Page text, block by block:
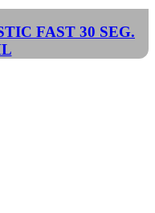
FAST 30 SEG.